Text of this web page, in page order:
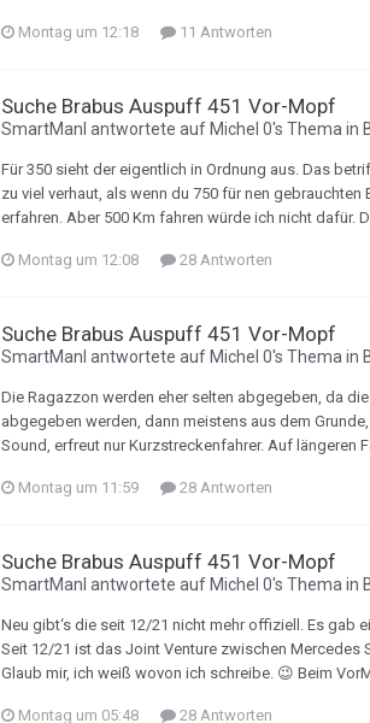
Montag um 12:18 11 Antworten
Suche Brabus Auspuff 451 Vor-Mopf
SmartManI antwortete auf Michel 0's Thema in
Für 350 sieht der eigentlich in Ordnung aus. Das
zu viel verhaut, als wenn du 750 für nen
erfahren. Aber 500 Km fahren würde ich nicht dafür.
Montag um 12:08 28 Antworten
Suche Brabus Auspuff 451 Vor-Mopf
SmartManI antwortete auf Michel 0's Thema in
Die Ragazzon werden eher selten abgegeben, da
abgegeben werden, dann meistens aus dem
Sound, erfreut nur Kurzstreckenfahrer. Auf längeren
Montag um 11:59 28 Antworten
Suche Brabus Auspuff 451 Vor-Mopf
SmartManI antwortete auf Michel 0's Thema in
Neu gibt‘s die seit 12/21 nicht mehr offiziell. Es gab
Seit 12/21 ist das Joint Venture zwischen
Glaub mir, ich weiß wovon ich schreibe. 😉 Beim
Montag um 05:48 28 Antworten